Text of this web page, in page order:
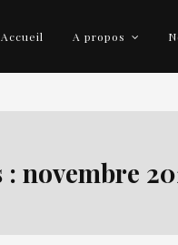
et outils pour agir!
Accueil A propos
: novembre